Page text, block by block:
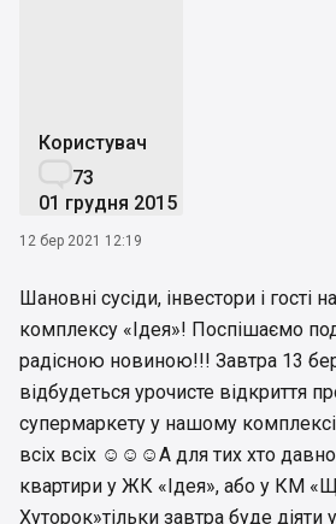
Користувач
73
01 грудня 2015
12 бер 2021 12:19
Шановні сусіди, інвестори і гості
комплексу «Ідея»! Поспішаємо
радісною новиною!!! Завтра 13
відбудеться урочисте відкриття
супермаркету у нашому
всіх всіх ☺️☺️☺️А для тих хто
квартири у ЖК «Ідея», або у КМ
Хуторок»тільки завтра буде діяти